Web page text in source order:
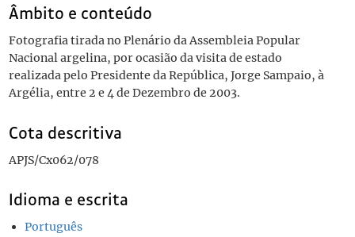
Âmbito e conteúdo
Fotografia tirada no Plenário da Assembleia Popular
Nacional argelina, por ocasião da visita de estado
realizada pelo Presidente da República, Jorge Sampaio, à
Argélia, entre 2 e 4 de Dezembro de 2003.
Cota descritiva
APJS/Cx062/078
Idioma e escrita
Português